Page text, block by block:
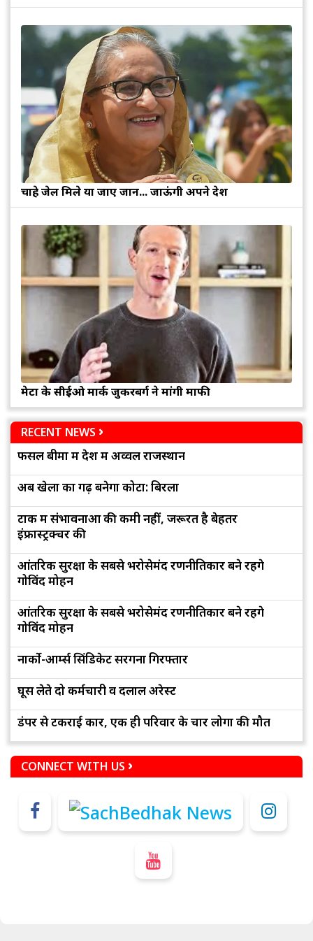
चाहे जेल मिले या जाए जान... जाऊंगी अपने देश
मेटा के सीईओ मार्क जुकरबर्ग ने मांगी माफी
RECENT NEWS
फसल बीमा में देश में अव्वल राजस्थान
अब खेलों का गढ़ बनेगा कोटा: बिरला
टोंक में संभावनाओं की कमी नहीं, जरूरत है बेहतर
इंफ्रास्ट्रक्चर की
आंतरिक सुरक्षा के सबसे भरोसेमंद रणनीतिकार बने रहेंगे
गोविंद मोहन
आंतरिक सुरक्षा के सबसे भरोसेमंद रणनीतिकार बने रहेंगे
गोविंद मोहन
नार्को-आर्म्स सिंडिकेट सरगना गिरफ्तार
घूस लेते दो कर्मचारी व दलाल अरेस्ट
डंपर से टकराई कार, एक ही परिवार के चार लोगों की मौत
CONNECT WITH US